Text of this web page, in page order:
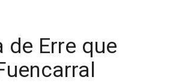
de Erre que